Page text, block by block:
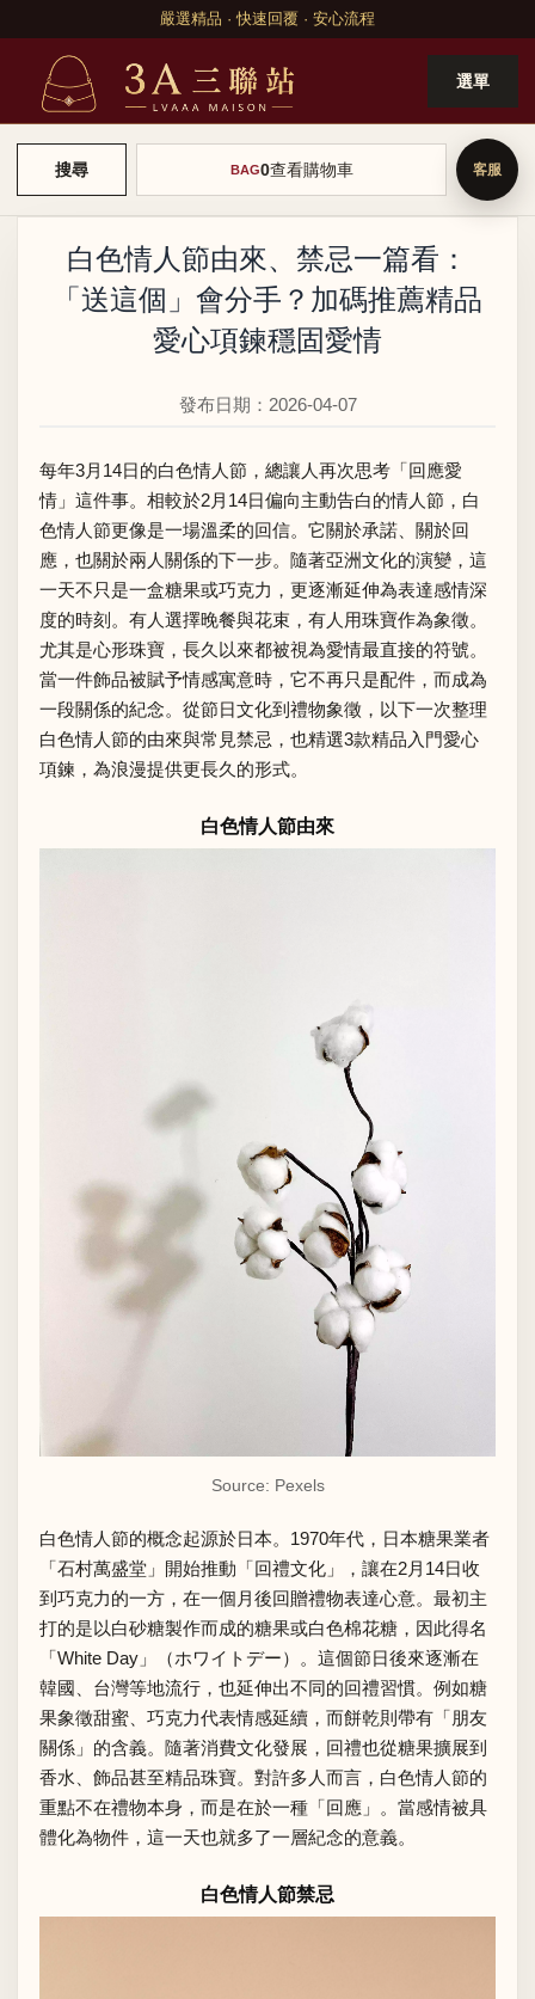
嚴選精品 · 快速回覆 · 安心流程
選單
搜尋 BAG0查看購物車
白色情人節由來、禁忌一篇看：
「送這個」會分手？加碼推薦精品
愛心項鍊穩固愛情
發布日期：2026-04-07
每年3月14日的白色情人節，總讓人再次思考「回應愛
情」這件事。相較於2月14日偏向主動告白的情人節，白
色情人節更像是一場溫柔的回信。它關於承諾、關於回
應，也關於兩人關係的下一步。隨著亞洲文化的演變，這
一天不只是一盒糖果或巧克力，更逐漸延伸為表達感情深
度的時刻。有人選擇晚餐與花束，有人用珠寶作為象徵。
尤其是心形珠寶，長久以來都被視為愛情最直接的符號。
當一件飾品被賦予情感寓意時，它不再只是配件，而成為
一段關係的紀念。從節日文化到禮物象徵，以下一次整理
白色情人節的由來與常見禁忌，也精選3款精品入門愛心
項鍊，為浪漫提供更長久的形式。
白色情人節由來
Source: Pexels
白色情人節的概念起源於日本。1970年代，日本糖果業者
「石村萬盛堂」開始推動「回禮文化」，讓在2月14日收
到巧克力的一方，在一個月後回贈禮物表達心意。最初主
打的是以白砂糖製作而成的糖果或白色棉花糖，因此得名
「White Day」（ホワイトデー）。這個節日後來逐漸在
韓國、台灣等地流行，也延伸出不同的回禮習慣。例如糖
果象徵甜蜜、巧克力代表情感延續，而餅乾則帶有「朋友
關係」的含義。隨著消費文化發展，回禮也從糖果擴展到
香水、飾品甚至精品珠寶。對許多人而言，白色情人節的
重點不在禮物本身，而是在於一種「回應」。當感情被具
體化為物件，這一天也就多了一層紀念的意義。
白色情人節禁忌